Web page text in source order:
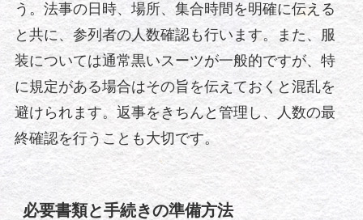
う。法事の日時、場所、集合時間を明確に伝える
と共に、参列者の人数確認も行います。また、服
装については通常黒いスーツが一般的ですが、特
に規定がある場合はその旨を伝えておくと混乱を
避けられます。返事をきちんと管理し、人数の最
終確認を行うことも大切です。
必要書類と手続きの準備方法